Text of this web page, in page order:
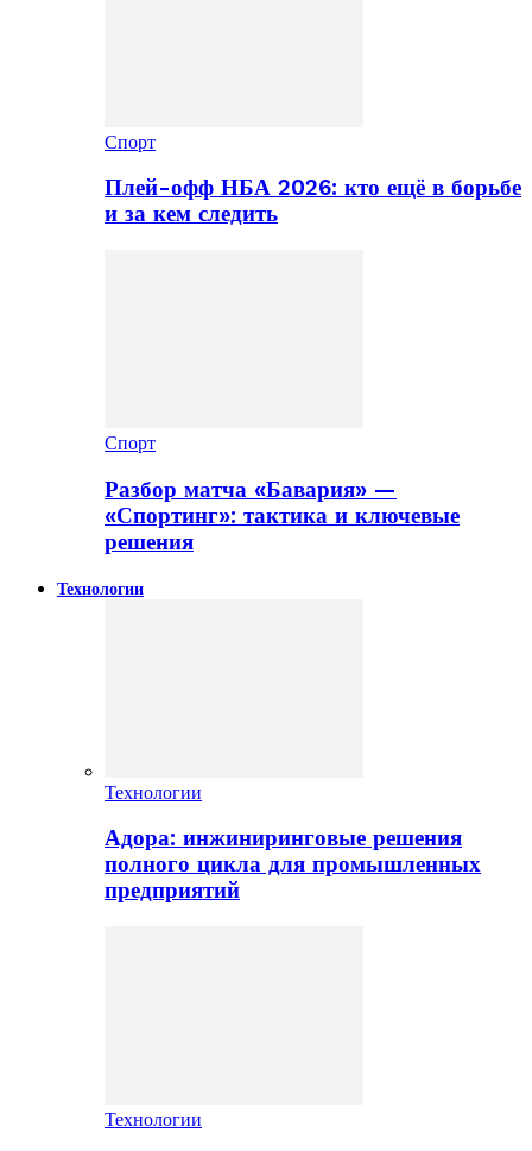
Спорт
Плей-офф НБА 2026: кто ещё в борьбе
и за кем следить
Спорт
Разбор матча «Бавария» —
«Спортинг»: тактика и ключевые
решения
Технологии
Технологии
Адора: инжиниринговые решения
полного цикла для промышленных
предприятий
Технологии